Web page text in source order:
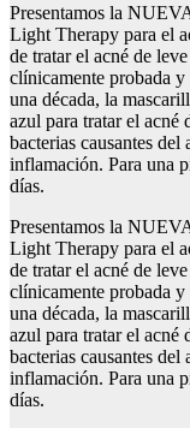
Presentamos la
Light Therapy para el
de tratar el acné de
clínicamente probada
una década, la
azul para tratar el acné
bacterias causantes
inflamación. Para una
días.
Presentamos la
Light Therapy para el
de tratar el acné de
clínicamente probada
una década, la
azul para tratar el acné
bacterias causantes
inflamación. Para una
días.